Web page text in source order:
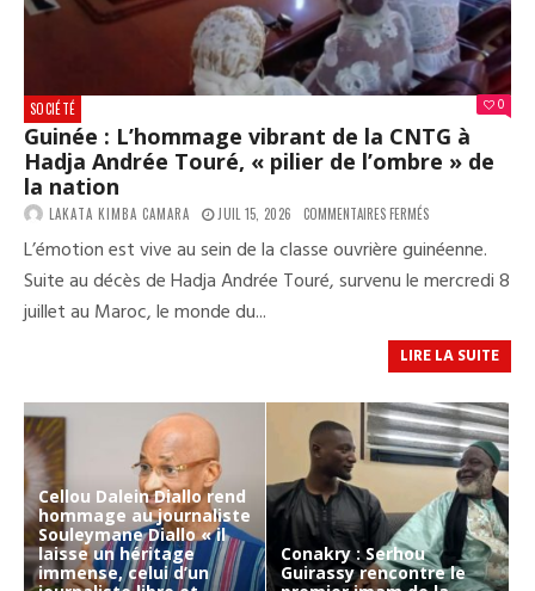
SOCIÉTÉ 0
Guinée : L’hommage vibrant de la CNTG à
Hadja Andrée Touré, « pilier de l’ombre » de
la nation
LAKATA KIMBA CAMARA JUIL 15, 2026 COMMENTAIRES FERMÉSSUR
:
L’HOMMAGE
VIBRANT
CNTG
À
ANDRÉE
TOURÉ,
«
PILIER
L’OMBRE
»
DE
LA
NATION
L’émotion est vive au sein de la classe ouvrière guinéenne.
Suite au décès de Hadja Andrée Touré, survenu le mercredi 8
juillet au Maroc, le monde du...
LIRE LA SUITE
Cellou Dalein Diallo rend
hommage au journaliste
Souleymane Diallo « il
laisse un héritage
immense, celui d’un
Conakry : Serhou
Guirassy rencontre le